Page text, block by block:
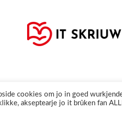
Privacyferklearring
cookies om jo in goed
klikke, akseptearje jo it brûken fan